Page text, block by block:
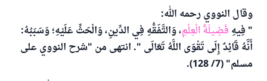
وقال النووي رحمه الله:
" فِيهِ فَضِيلَةُ الْعِلْمِ، وَالتَّفَقُّهِ فِي الدِّينِ، وَالْحَثِّ عَلَيْهِ؛ وَسَبَبُهُ:
أَنَّهُ قَائِدٌ إِلَى تَقْوَى اللَّهُ تَعَالَى ". انتهى من "شرح النووي على
مسلم" (7/ 128).